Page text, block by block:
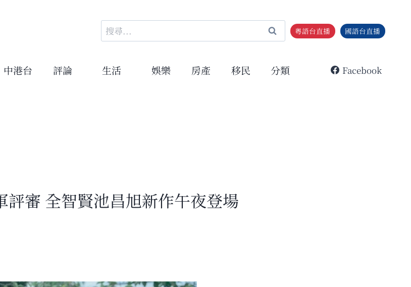
搜
尋
鍵
粵語台直播 國語台直播
中港台 評論 生活 娛樂 房產 移民 分類 Facebook
審 全智賢池昌旭新作午夜登場